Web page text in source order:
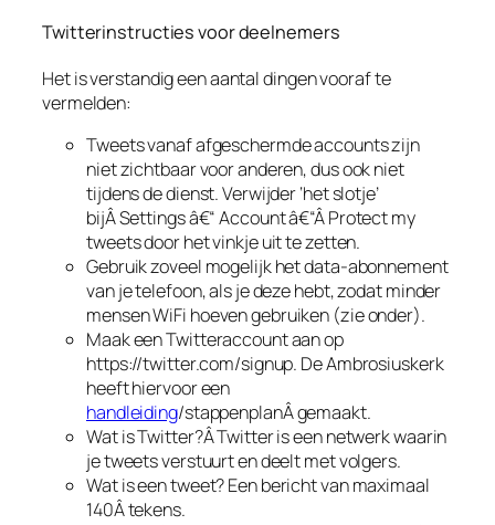
Twitterinstructies voor deelnemers
Het is verstandig een aantal dingen vooraf te
vermelden:
Tweets vanaf afgeschermde accounts zijn
niet zichtbaar voor anderen, dus ook niet
tijdens de dienst. Verwijder ‘het slotje’
bijÂSettings â€“ Account â€“Â Protect my
tweets door het vinkje uit te zetten.
Gebruik zoveel mogelijk het data-abonnement
van je telefoon, als je deze hebt, zodat minder
mensen WiFi hoeven gebruiken (zie onder).
Maak een Twitteraccount aan op
https://twitter.com/signup. De Ambrosiuskerk
heeft hiervoor een
handleiding/stappenplanÂ gemaakt.
Wat is Twitter?Â Twitter is een netwerk waarin
je tweets verstuurt en deelt met volgers.
Wat is een tweet? Een bericht van maximaal
140Â tekens.